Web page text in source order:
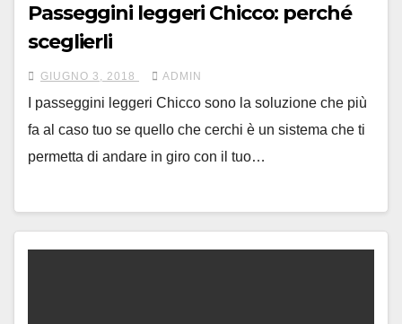
Passeggini leggeri Chicco: perché
sceglierli
GIUGNO 3, 2018 ADMIN
I passeggini leggeri Chicco sono la soluzione che più
fa al caso tuo se quello che cerchi è un sistema che ti
permetta di andare in giro con il tuo…